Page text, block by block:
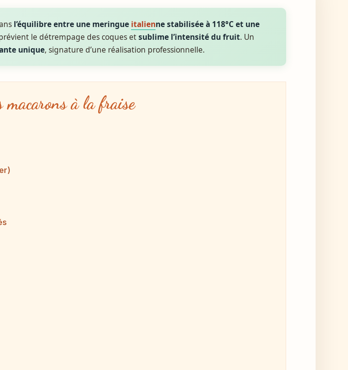
l’équilibre entre une meringue italienne stabilisée à 118°C et une
le détrempage des coques etsublime l’intensité du fruit. Un
unique, signature d’une réalisation professionnelle.
à la fraise